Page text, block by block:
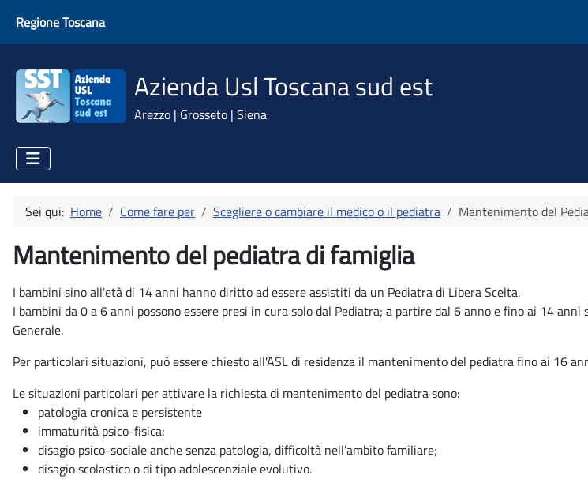
Regione Toscana
Azienda Usl Toscana sud est
Arezzo | Grosseto | Siena
Sei qui: Home Come fare per Scegliere o cambiare il medico o il pediatra Mantenimento del
Mantenimento del pediatra di famiglia
I bambini sino all'età di 14 anni hanno diritto ad essere assistiti da un Pediatra di Libera Scelta.
I bambini da 0 a 6 anni possono essere presi in cura solo dal Pediatra; a partire dal 6 anno e fino ai 14
Generale.
Per particolari situazioni, può essere chiesto all'ASL di residenza il mantenimento del pediatra fino ai 16
Le situazioni particolari per attivare la richiesta di mantenimento del pediatra sono:
patologia cronica e persistente
immaturità psico-fisica;
disagio psico-sociale anche senza patologia, difficoltà nell'ambito familiare;
disagio scolastico o di tipo adolescenziale evolutivo.